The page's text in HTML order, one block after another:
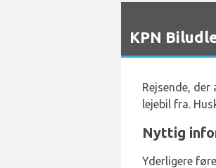
KPN
Rejsende,
lejebil fra.
Nyttig
Yderligere